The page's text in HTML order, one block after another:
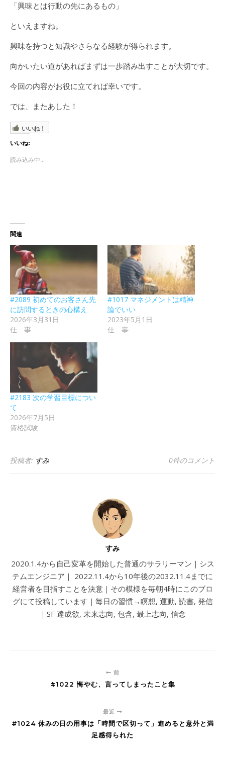
「興味とは行動の先にあるもの」
といえますね。
興味を持つと知識やさらなる経験が得られます。
向かいたい道があればまずは一歩踏み出すことが大切です。
今回の内容がお役に立てれば幸いです。
では、またあした！
いいね！
いいね:
読み込み中...
関連
#2089 初めてのお客さん先
に訪問するときの心構え
2026年3月31日
仕 事
#1017 マネジメントは精神
論でいい
2023年5月1日
仕 事
#2183 次の学習目標につい
て
2026年7月5日
資格試験
投稿者: すみ 0件のコメント
すみ
2020.1.4から自己変革を開始した普通のサラリーマン｜シス
テムエンジニア｜ 2022.11.4から10年後の2032.11.4までに
経営者を目指すことを決意｜その模様を毎朝4時にこのブロ
グにて投稿しています｜毎日の習慣→瞑想, 運動, 読書, 発信
｜SF 達成欲, 未来志向, 包含, 最上志向, 信念
前
#1022 悔やむ、言ってしまったこと集
最近
#1024 休みの日の用事は「時間で区切って」進めると意外と満
足感得られた